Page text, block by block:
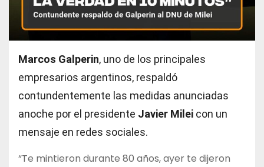
Marcos Galperin, uno de los principales
empresarios argentinos, respaldó
contundentemente las medidas anunciadas
anoche por el presidente Javier Milei con un
mensaje en redes sociales.
“Te mintieron durante 80 años, ayer te dijeron